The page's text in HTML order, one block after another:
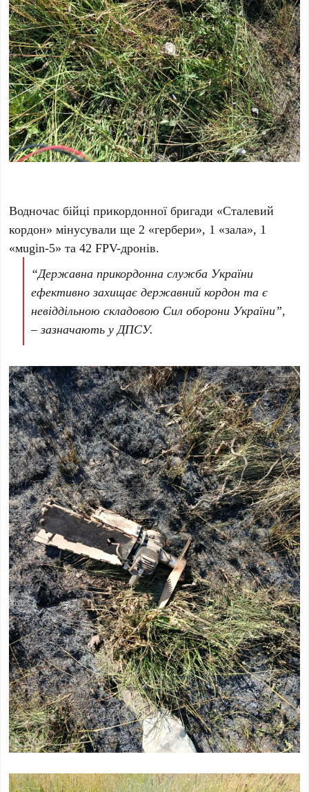
Водночас бійці прикордонної бригади «Сталевий
кордон» мінусували ще 2 «гербери», 1 «зала», 1
«мugin-5» та 42 FPV-дронів.
“Державна прикордонна служба України
ефективно захищає державний кордон та є
невіддільною складовою Сил оборони України”,
– зазначають у ДПСУ.